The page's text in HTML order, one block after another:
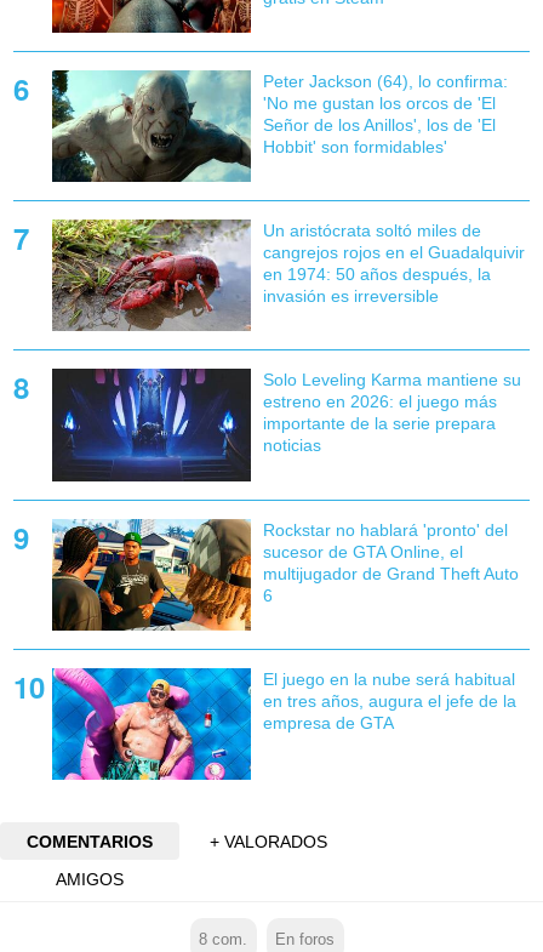
Peter Jackson (64), lo confirma:
'No me gustan los orcos de 'El
Señor de los Anillos', los de 'El
Hobbit' son formidables'
Un aristócrata soltó miles de
cangrejos rojos en el Guadalquivir
en 1974: 50 años después, la
invasión es irreversible
Solo Leveling Karma mantiene su
estreno en 2026: el juego más
importante de la serie prepara
noticias
Rockstar no hablará 'pronto' del
sucesor de GTA Online, el
multijugador de Grand Theft Auto
6
El juego en la nube será habitual
en tres años, augura el jefe de la
empresa de GTA
COMENTARIOS
+ VALORADOS
AMIGOS
8 com. En foros